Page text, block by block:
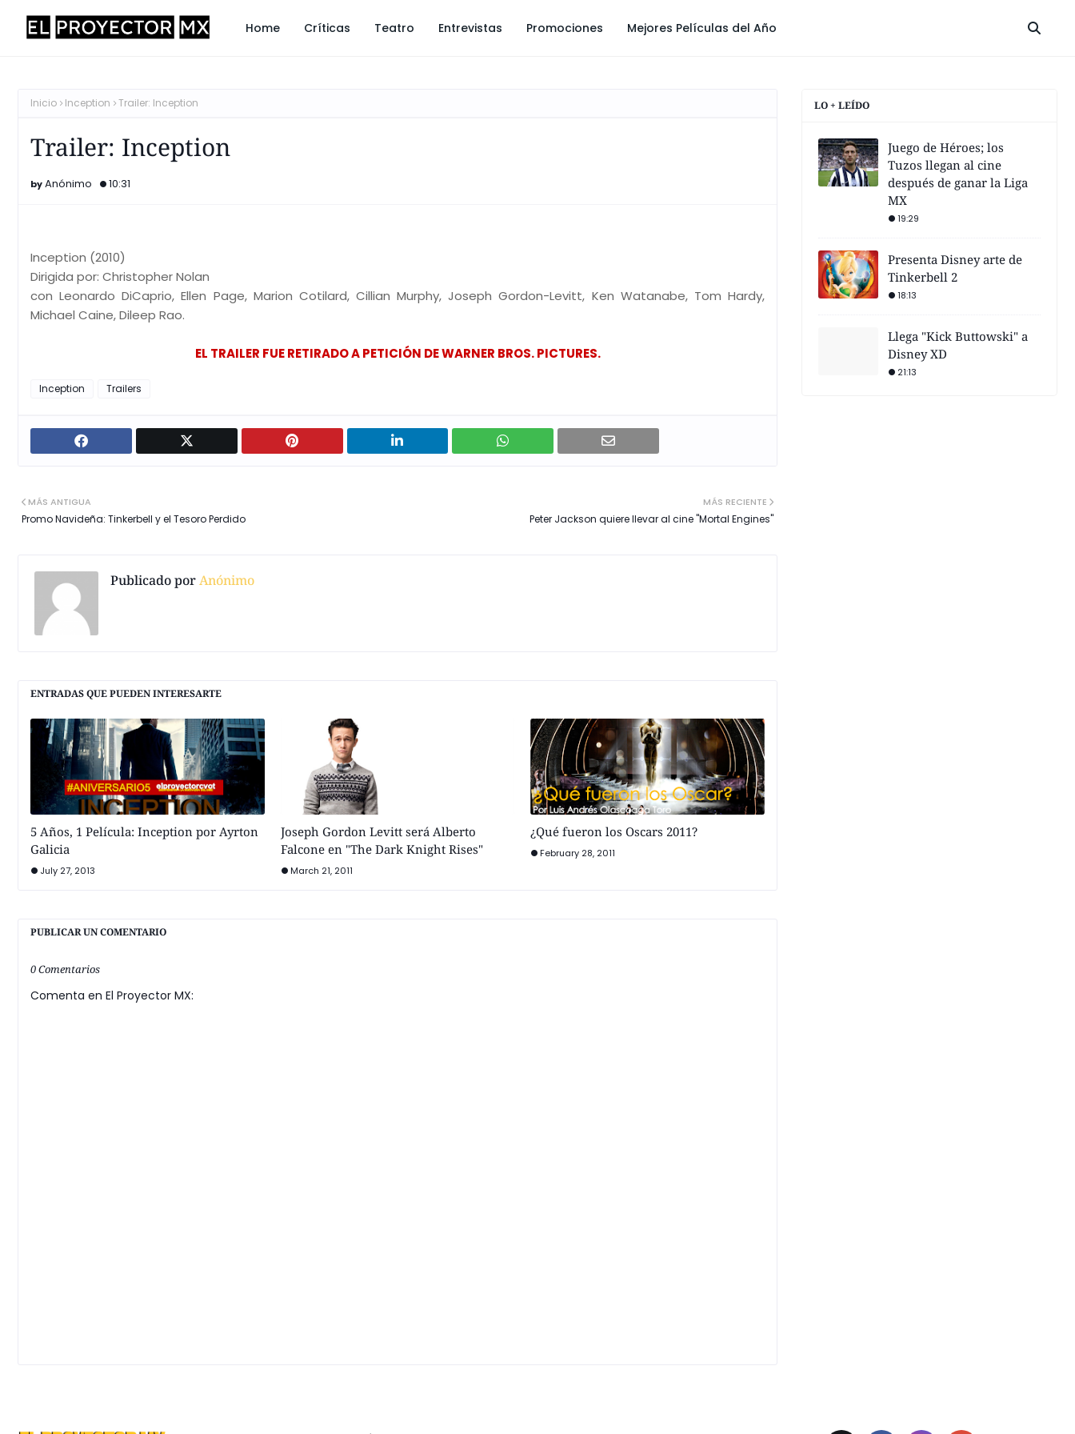
Home Críticas Teatro Entrevistas Promociones Mejores Películas del Año
Inicio Inception Trailer: Inception
Trailer: Inception
Anónimo 10:31
Inception (2010)
Dirigida por: Christopher Nolan
con Leonardo DiCaprio, Ellen Page, Marion Cotilard, Cillian Murphy, Joseph Gordon-Levitt, Ken Watanabe, Tom Hardy,
Michael Caine, Dileep Rao.
EL TRAILER FUE RETIRADO A PETICIÓN DE WARNER BROS. PICTURES.
Inception Trailers
MÁS RECIENTE
Peter Jackson quiere llevar al cine "Mortal Engines"
MÁS ANTIGUA
Promo Navideña: Tinkerbell y el Tesoro Perdido
Publicado porAnónimo
ENTRADAS QUE PUEDEN INTERESARTE
5 Años, 1 Película: Inception por Ayrton
Galicia
July 27, 2013
Joseph Gordon Levitt será Alberto
Falcone en "The Dark Knight Rises"
March 21, 2011
¿Qué fueron los Oscars 2011?
February 28, 2011
PUBLICAR UN COMENTARIO
0 Comentarios
Comenta en El Proyector MX:
LO + LEÍDO
Juego de Héroes; los
Tuzos llegan al cine
después de ganar la Liga
MX
19:29
Presenta Disney arte de
Tinkerbell 2
18:13
Llega "Kick Buttowski" a
Disney XD
21:13